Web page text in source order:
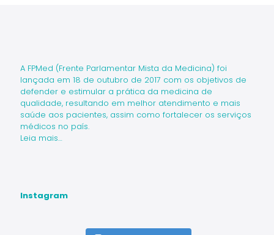
A FPMed (Frente Parlamentar Mista da Medicina) foi
lançada em 18 de outubro de 2017 com os objetivos de
defender e estimular a prática da medicina de
qualidade, resultando em melhor atendimento e mais
saúde aos pacientes, assim como fortalecer os serviços
médicos no país.
Leia mais…
Instagram